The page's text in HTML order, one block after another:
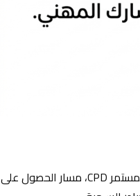
تعرف على القيمة العملية لعضوية جمعية الإمارات للمحاسبين والمدققين: برامج التطوير المهني المستمر CPD، مسار الحصول على